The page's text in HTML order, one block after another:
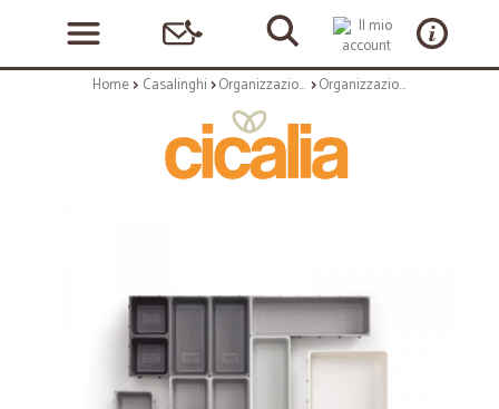
Home Casalinghi Organizzazione Organizzazione: Blox set organizzatore per cassetto 10 pz